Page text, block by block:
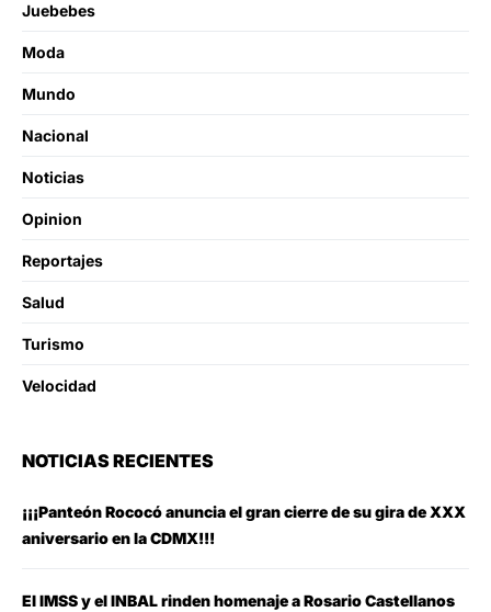
Juebebes
Moda
Mundo
Nacional
Noticias
Opinion
Reportajes
Salud
Turismo
Velocidad
NOTICIAS RECIENTES
¡¡¡Panteón Rococó anuncia el gran cierre de su gira de XXX
aniversario en la CDMX!!!
El IMSS y el INBAL rinden homenaje a Rosario Castellanos